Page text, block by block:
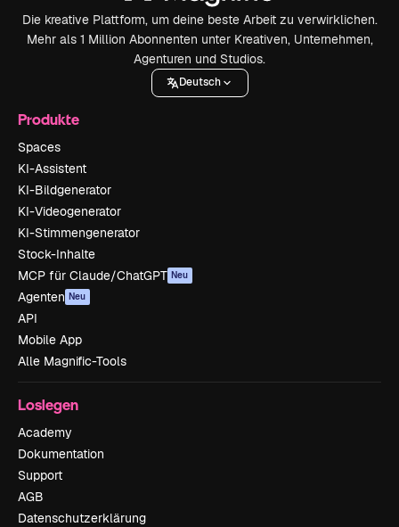
Die kreative Plattform, um deine beste Arbeit zu verwirklichen.
Mehr als 1 Million Abonnenten unter Kreativen, Unternehmen,
Agenturen und Studios.
Deutsch
Produkte
Spaces
KI-Assistent
KI-Bildgenerator
KI-Videogenerator
KI-Stimmengenerator
Stock-Inhalte
MCP für Claude/ChatGPT Neu
Agenten Neu
API
Mobile App
Alle Magnific-Tools
Loslegen
Academy
Dokumentation
Support
AGB
Datenschutzerklärung